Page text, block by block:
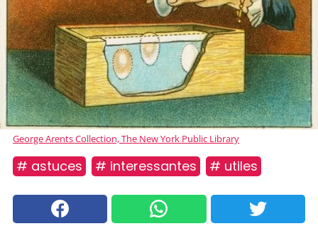
George Arents Collection, The New York Public Library
# astuces # interessantes # utiles